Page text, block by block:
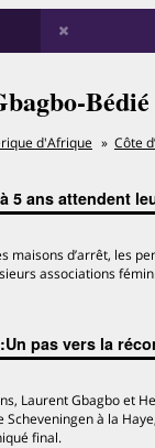
Bédié
d'Afrique Côte
5 ans attendent
d’arrêt, les
associations
pas vers la
Laurent Gbagbo et
Scheveningen à la
final.